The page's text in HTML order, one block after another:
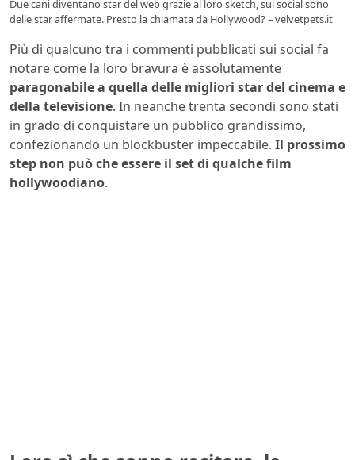
Due cani diventano star del web grazie al loro sketch, sui social sono
delle star affermate. Presto la chiamata da Hollywood? – velvetpets.it
Più di qualcuno tra i commenti pubblicati sui social fa
notare come la loro bravura è assolutamente
paragonabile a quella delle migliori star del cinema e
della televisione. In neanche trenta secondi sono stati
in grado di conquistare un pubblico grandissimo,
confezionando un blockbuster impeccabile. Il prossimo
step non può che essere il set di qualche film
hollywoodiano.